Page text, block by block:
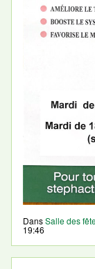
DansSalle des
19:46